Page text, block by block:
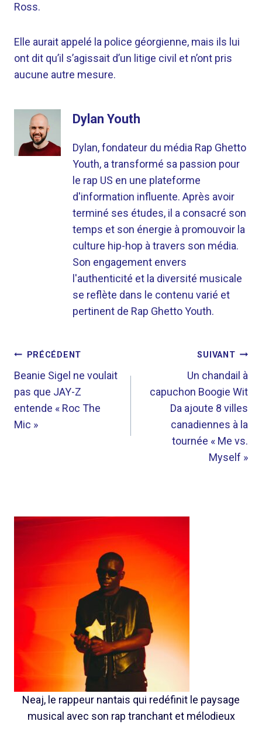
Ross.
Elle aurait appelé la police géorgienne, mais ils lui
ont dit qu’il s’agissait d’un litige civil et n’ont pris
aucune autre mesure.
Dylan Youth
Dylan, fondateur du média Rap Ghetto
Youth, a transformé sa passion pour
le rap US en une plateforme
d'information influente. Après avoir
terminé ses études, il a consacré son
temps et son énergie à promouvoir la
culture hip-hop à travers son média.
Son engagement envers
l'authenticité et la diversité musicale
se reflète dans le contenu varié et
pertinent de Rap Ghetto Youth.
NAVIGATION
DE
L’ARTICLE
PRÉCÉDENT
Beanie Sigel ne voulait
pas que JAY-Z
entende « Roc The
Mic »
SUIVANT
Un chandail à
capuchon Boogie Wit
Da ajoute 8 villes
canadiennes à la
tournée « Me vs.
Myself »
Neaj, le rappeur nantais qui redéfinit le paysage
musical avec son rap tranchant et mélodieux